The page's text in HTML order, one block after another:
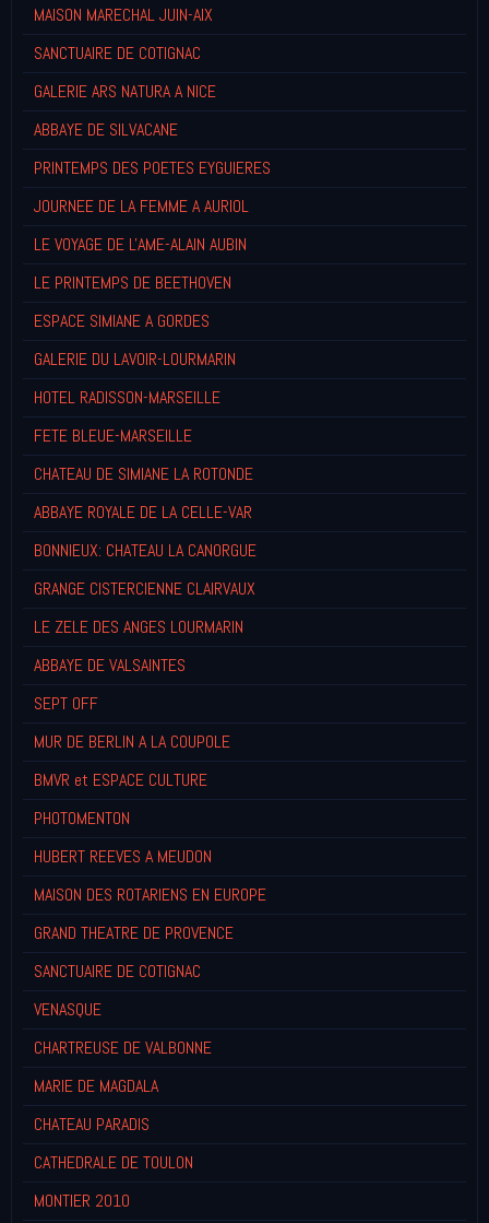
MAISON MARECHAL JUIN-AIX
SANCTUAIRE DE COTIGNAC
GALERIE ARS NATURA A NICE
ABBAYE DE SILVACANE
PRINTEMPS DES POETES EYGUIERES
JOURNEE DE LA FEMME A AURIOL
LE VOYAGE DE L'AME-ALAIN AUBIN
LE PRINTEMPS DE BEETHOVEN
ESPACE SIMIANE A GORDES
GALERIE DU LAVOIR-LOURMARIN
HOTEL RADISSON-MARSEILLE
FETE BLEUE-MARSEILLE
CHATEAU DE SIMIANE LA ROTONDE
ABBAYE ROYALE DE LA CELLE-VAR
BONNIEUX: CHATEAU LA CANORGUE
GRANGE CISTERCIENNE CLAIRVAUX
LE ZELE DES ANGES LOURMARIN
ABBAYE DE VALSAINTES
SEPT OFF
MUR DE BERLIN A LA COUPOLE
BMVR et ESPACE CULTURE
PHOTOMENTON
HUBERT REEVES A MEUDON
MAISON DES ROTARIENS EN EUROPE
GRAND THEATRE DE PROVENCE
SANCTUAIRE DE COTIGNAC
VENASQUE
CHARTREUSE DE VALBONNE
MARIE DE MAGDALA
CHATEAU PARADIS
CATHEDRALE DE TOULON
MONTIER 2010